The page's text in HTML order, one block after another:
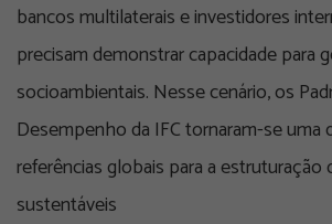
bancos multilaterais e investidores
precisam demonstrar capacidade para
socioambientais. Nesse cenário, os
Desempenho da IFC tornaram-se uma
referências globais para a
sustentáveis